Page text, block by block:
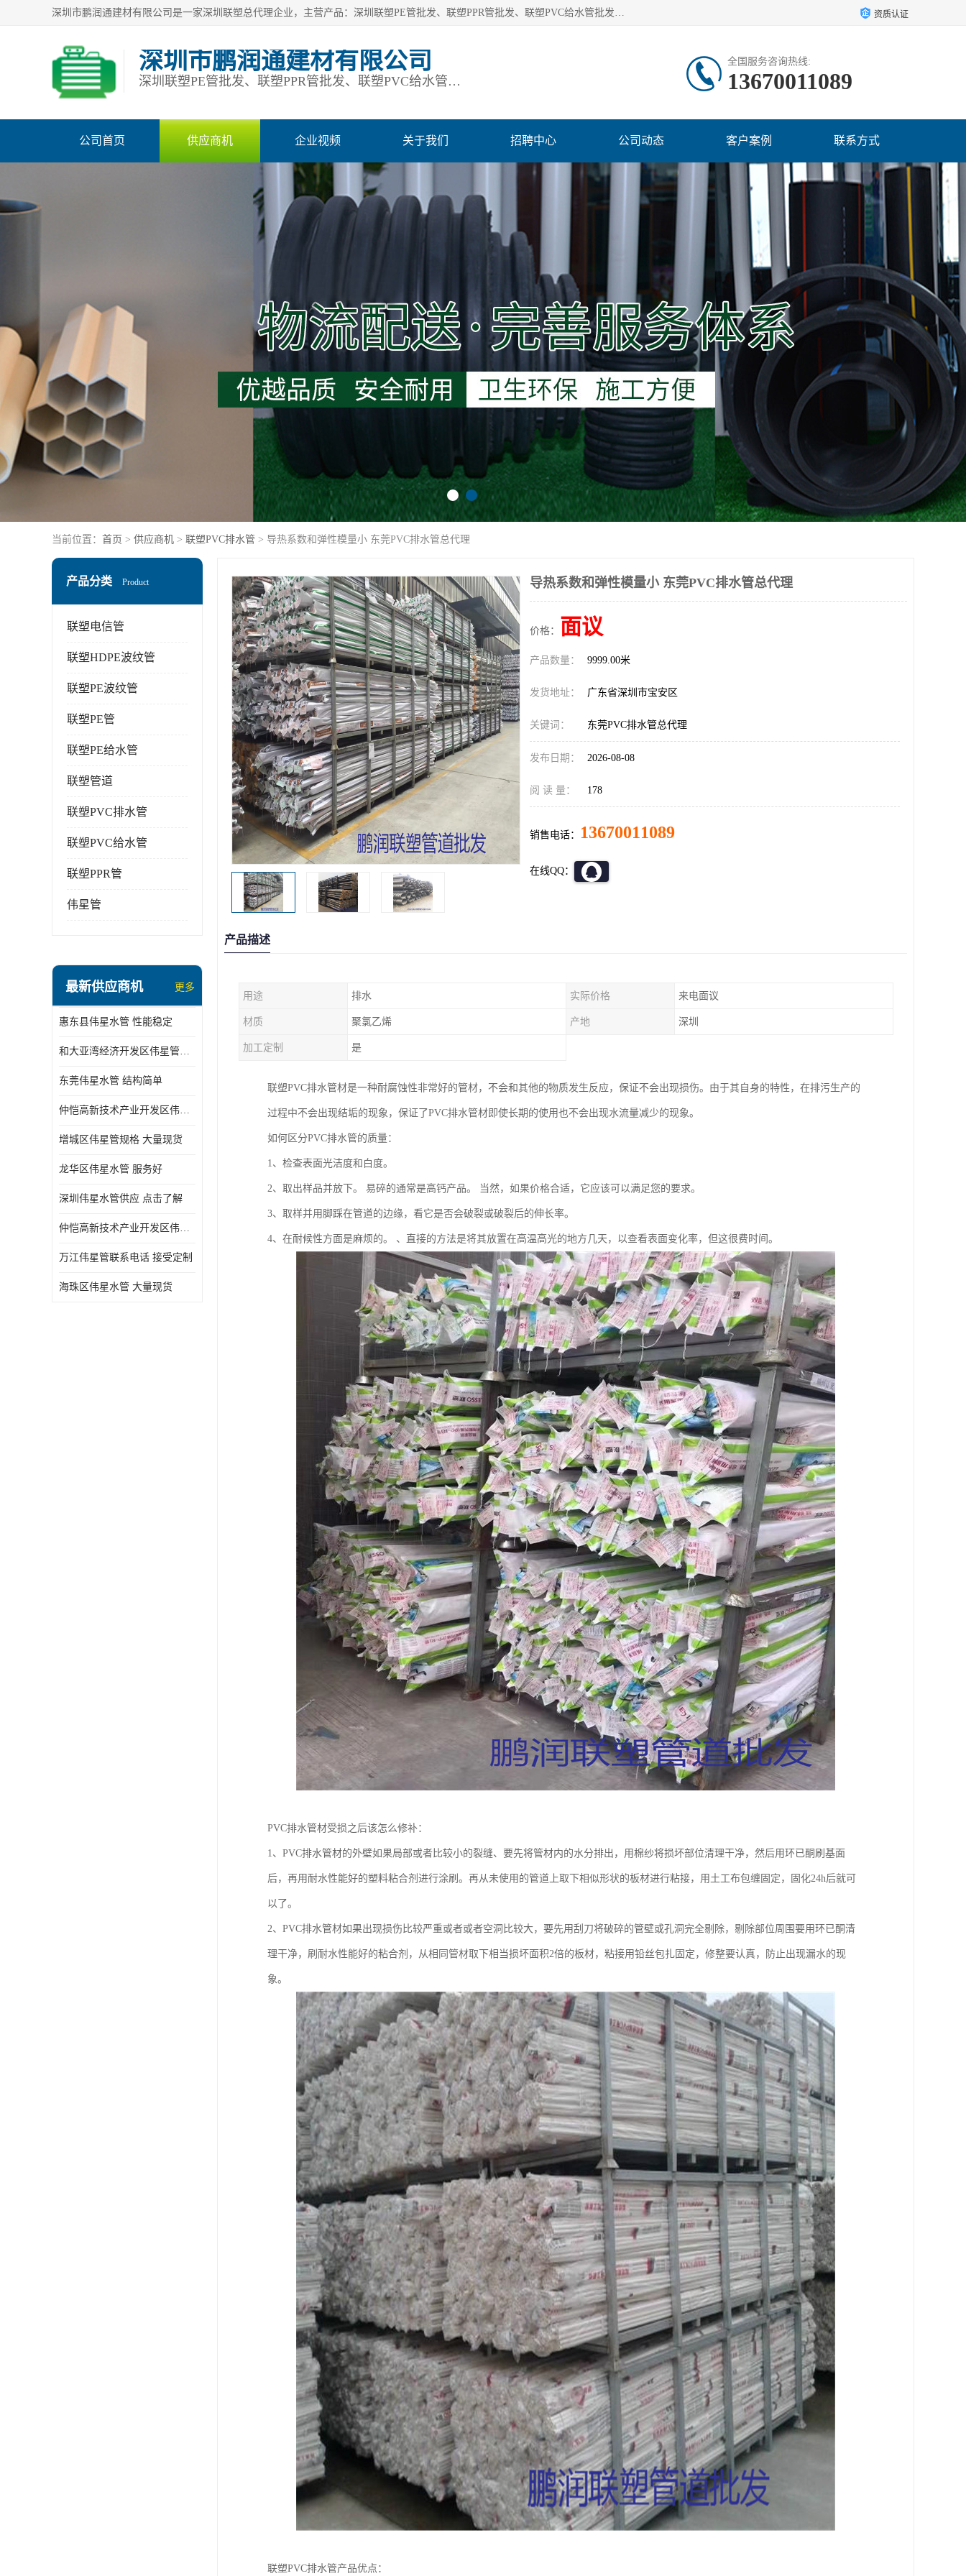
深圳市鹏润通建材有限公司是一家深圳联塑总代理企业，主营产品：深圳联塑PE管批发、联塑PPR管批发、联塑PVC给水管批发、联塑PVC排水管批发、联塑管道批发等。凭借服务以及多年的勤奋拼搏，发展成为一家销售各种管材管件，绝缘电工套管及配件等系列产品的贸易公司。公司秉承“顾客至上，锐意进取”的经营理念，坚持“客户至上”原则为广大客户提供的服务。欢迎惠顾！ 资质认证
深圳市鹏润通建材有限公司
深圳联塑PE管批发、联塑PPR管批发、联塑PVC给水管批发、联塑PVC排水管批发、联塑管道批发等
全国服务咨询热线:
13670011089
公司首页 供应商机 企业视频 关于我们 招聘中心 公司动态 客户案例 联系方式
当前位置： 首页 > 供应商机 > 联塑PVC排水管 > 导热系数和弹性模量小 东莞PVC排水管总代理
产品分类 Product
联塑电信管
联塑HDPE波纹管
联塑PE波纹管
联塑PE管
联塑PE给水管
联塑管道
联塑PVC排水管
联塑PVC给水管
联塑PPR管
伟星管
最新供应商机 更多
惠东县伟星水管 性能稳定
和大亚湾经济开发区伟星管批发
东莞伟星水管 结构简单
仲恺高新技术产业开发区伟星管型号 技术成熟
增城区伟星管规格 大量现货
龙华区伟星水管 服务好
深圳伟星水管供应 点击了解
仲恺高新技术产业开发区伟星水管 大量现货
万江伟星管联系电话 接受定制
海珠区伟星水管 大量现货
导热系数和弹性模量小 东莞PVC排水管总代理
价格： 面议
产品数量： 9999.00米
发货地址： 广东省深圳市宝安区
关键词： 东莞PVC排水管总代理
发布日期： 2026-08-08
阅 读 量： 178
销售电话： 13670011089
在线QQ：
产品描述
用途 排水 实际价格 来电面议
材质 聚氯乙烯 产地 深圳
加工定制 是
联塑PVC排水管材是一种耐腐蚀性非常好的管材，不会和其他的物质发生反应，保证不会出现损伤。由于其自身的特性，在排污生产的
过程中不会出现结垢的现象，保证了PVC排水管材即使长期的使用也不会出现水流量减少的现象。
如何区分PVC排水管的质量：
1、检查表面光洁度和白度。
2、取出样品并放下。 易碎的通常是高钙产品。 当然，如果价格合适，它应该可以满足您的要求。
3、取样并用脚踩在管道的边缘，看它是否会破裂或破裂后的伸长率。
4、在耐候性方面是麻烦的。 、直接的方法是将其放置在高温高光的地方几天，以查看表面变化率，但这很费时间。
PVC排水管材受损之后该怎么修补：
1、PVC排水管材的外壁如果局部或者比较小的裂缝、要先将管材内的水分排出，用棉纱将损坏部位清理干净，然后用环已酮刷基面
后，再用耐水性能好的塑料粘合剂进行涂刷。再从未使用的管道上取下相似形状的板材进行粘接，用土工布包缠固定，固化24h后就可
以了。
2、PVC排水管材如果出现损伤比较严重或者或者空洞比较大，要先用刮刀将破碎的管壁或孔洞完全剔除，剔除部位周围要用环已酮清
理干净，刷耐水性能好的粘合剂，从相同管材取下相当损坏面积2倍的板材，粘接用铅丝包扎固定，修整要认真，防止出现漏水的现
象。
联塑PVC排水管产品优点：